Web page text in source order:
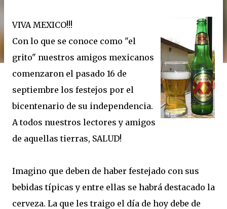
VIVA MEXICO!!!
Con lo que se conoce como "el
grito" nuestros amigos mexicanos
comenzaron el pasado 16 de
septiembre los festejos por el
bicentenario de su independencia.
A todos nuestros lectores y amigos
de aquellas tierras, SALUD!
Imagino que deben de haber festejado con sus
bebidas típicas y entre ellas se habrá destacado la
cerveza. La que les traigo el día de hoy debe de